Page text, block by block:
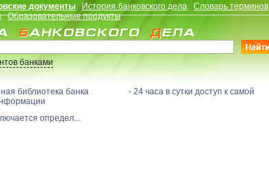
документы История банковского дела
Словарь терминов
Образовательные продукты
банками
библиотека банка - 24 часа в сутки доступ к самой
определ...